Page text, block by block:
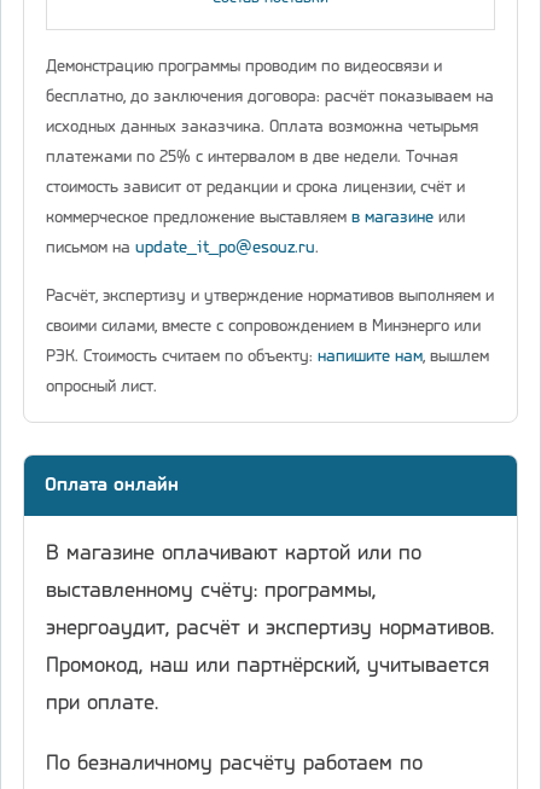
Демонстрацию программы проводим по видеосвязи и
бесплатно, до заключения договора: расчёт показываем на
исходных данных заказчика. Оплата возможна четырьмя
платежами по 25% с интервалом в две недели. Точная
стоимость зависит от редакции и срока лицензии, счёт и
коммерческое предложение выставляем в магазине или
письмом на update_it_po@esouz.ru.
Расчёт, экспертизу и утверждение нормативов выполняем и
своими силами, вместе с сопровождением в Минэнерго или
РЭК. Стоимость считаем по объекту: напишите нам, вышлем
опросный лист.
Оплата онлайн
В магазине оплачивают картой или по
выставленному счёту: программы,
энергоаудит, расчёт и экспертизу нормативов.
Промокод, наш или партнёрский, учитывается
при оплате.
По безналичному расчёту работаем по